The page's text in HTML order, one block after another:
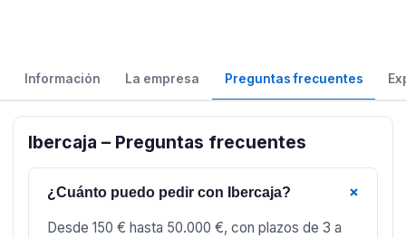
Información La empresa Preguntas frecuentes
Ibercaja – Preguntas frecuentes
¿Cuánto puedo pedir con Ibercaja? +
Desde 150 € hasta 50.000 €, con plazos de 3 a